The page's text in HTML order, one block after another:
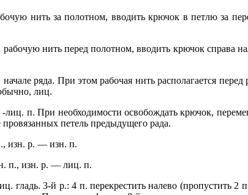
нить за полотном, вводить крючок в петлю за
нить перед полотном, вводить крючок справа
ряда. При этом рабочая нить располагается
лиц.
лиц. п. При необходимости освобождать крючок,
петель предыдущего рада.
изн. р. — изн. п.
п., изн. р. — лиц. п.
гладь. 3-й р.: 4 п. перекрестить налево (пропустить